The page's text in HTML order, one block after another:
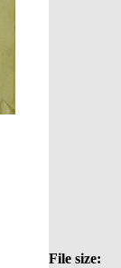
File size: